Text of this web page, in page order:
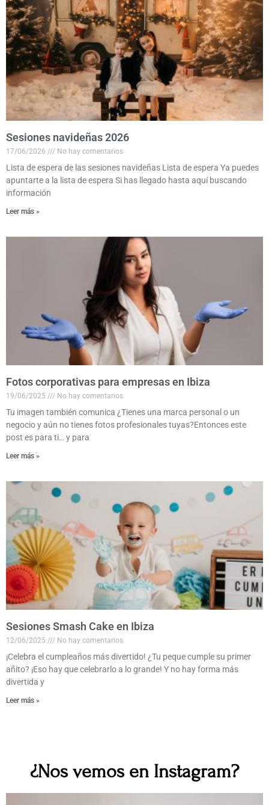
Sesiones navideñas 2026
17/06/2026 No hay comentarios
Lista de espera de las sesiones navideñas Lista de espera Ya puedes
apuntarte a la lista de espera Si has llegado hasta aquí buscando
información
Leer más »
Fotos corporativas para empresas en Ibiza
19/06/2025 No hay comentarios
Tu imagen también comunica ¿Tienes una marca personal o un
negocio y aún no tienes fotos profesionales tuyas?Entonces este
post es para ti… y para
Leer más »
Sesiones Smash Cake en Ibiza
12/06/2025 No hay comentarios
¡Celebra el cumpleaños más divertido! ¿Tu peque cumple su primer
añito? ¡Eso hay que celebrarlo a lo grande! Y no hay forma más
divertida y
Leer más »
¿Nos vemos en Instagram?